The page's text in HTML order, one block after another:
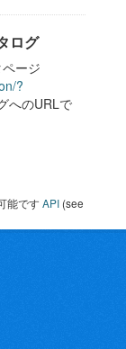
ログ
ージ
?
へのURLで
能ですAPI (see